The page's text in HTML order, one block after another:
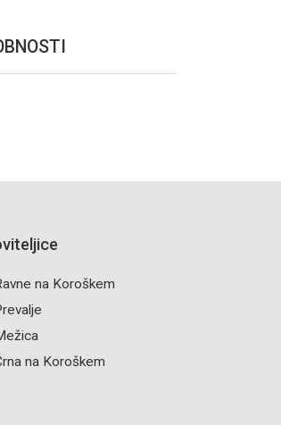
na Koroškem
na Koroškem